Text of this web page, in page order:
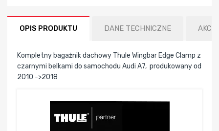
OPIS PRODUKTU DANE TECHNICZNE
Kompletny bagażnik dachowy Thule Wingbar Edge Clamp z
czarnymi belkami do samochodu Audi A7, produkowany od
2010 ->2018